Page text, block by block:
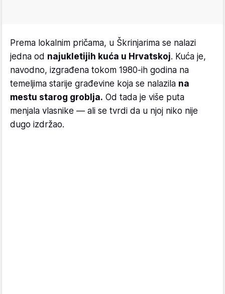
Prema lokalnim pričama, u Škrinjarima se nalazi
jedna od najukletijih kuća u Hrvatskoj. Kuća je,
navodno, izgrađena tokom 1980-ih godina na
temeljima starije građevine koja se nalazila na
mestu starog groblja. Od tada je više puta
menjala vlasnike — ali se tvrdi da u njoj niko nije
dugo izdržao.